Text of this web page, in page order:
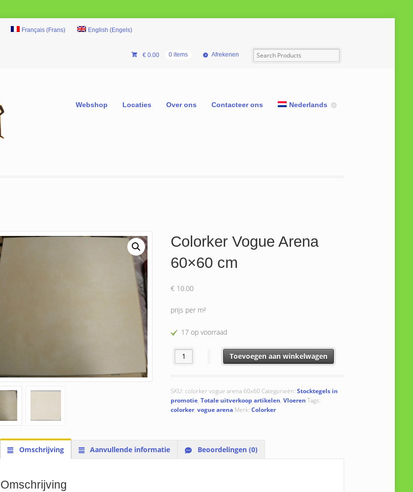
Français (Frans) English (Engels)
€0.00 0 items Afrekenen
Webshop Locaties Over ons Contacteer ons Nederlands
Colorker Vogue Arena
60×60 cm
€10.00
prijs per m²
17 op voorraad
Colorker Vogue Arena 60x60 cm aantal
Toevoegen aan winkelwagen
SKU: colorker vogue arena 60x60 Categorieën: Stocktegels in
promotie, Totale uitverkoop artikelen, Vloeren Tags:
colorker, vogue arena Merk: Colorker
Omschrijving Aanvullende informatie Beoordelingen (0)
Omschrijving